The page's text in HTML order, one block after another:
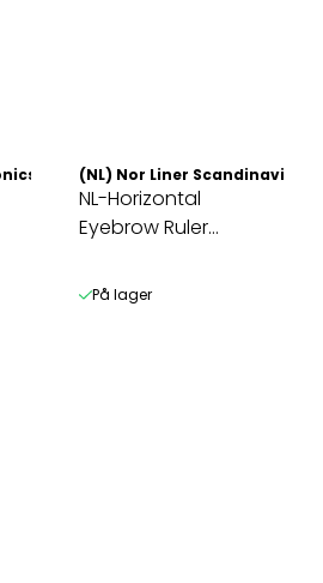
CO. LTD(NL) Nor Liner Scandinavia AS
NL-Horizontal
Eyebrow Ruler
På lager